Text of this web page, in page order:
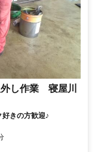
し作業 寝屋川
きの方歓迎♪